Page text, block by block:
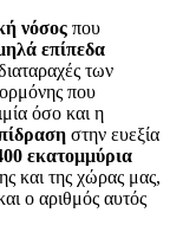
νόσος που
επίπεδα
των
που
όσο και η
στην ευεξία
εκατομμύρια
και της χώρας μας,
ο αριθμός αυτός